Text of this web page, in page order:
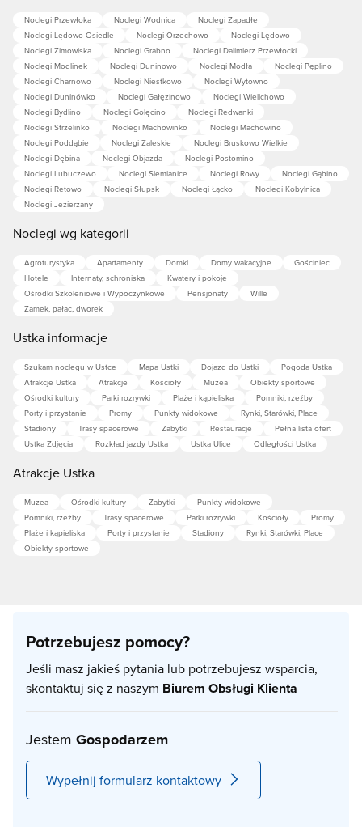
Noclegi Przewłoka Noclegi Wodnica
Noclegi Zapadłe
Noclegi Lędowo-Osiedle
Noclegi Orzechowo
Noclegi Lędowo
Noclegi Zimowiska
Noclegi Grabno
Noclegi Dalimierz Przewłocki
Noclegi Modlinek
Noclegi Duninowo Noclegi Modła
Noclegi Pęplino
Noclegi Charnowo
Noclegi Niestkowo
Noclegi Wytowno
Noclegi Duninówko
Noclegi Gałęzinowo
Noclegi Wielichowo
Noclegi Bydlino
Noclegi Golęcino
Noclegi Redwanki
Noclegi Strzelinko
Noclegi Machowinko
Noclegi Machowino
Noclegi Poddąbie
Noclegi Zaleskie
Noclegi Bruskowo Wielkie
Noclegi Dębina
Noclegi Objazda
Noclegi Postomino
Noclegi Lubuczewo
Noclegi Siemianice Noclegi Rowy
Noclegi Gąbino
Noclegi Retowo
Noclegi Słupsk Noclegi Łącko
Noclegi Kobylnica
Noclegi Jezierzany
Noclegi wg kategorii
Agroturystyka Apartamenty Domki Domy wakacyjne
Gościniec
Hotele
Internaty, schroniska
Kwatery i pokoje
Ośrodki Szkoleniowe i Wypoczynkowe
Pensjonaty
Wille
Zamek, pałac, dworek
Ustka informacje
Szukam noclegu w Ustce Mapa Ustki Dojazd do Ustki
Pogoda Ustka
Atrakcje Ustka
Atrakcje Kościoły Muzea
Obiekty sportowe
Ośrodki kultury
Parki rozrywki Plaże i kąpieliska
Pomniki, rzeźby
Porty i przystanie
Promy Punkty widokowe
Rynki, Starówki, Place
Stadiony
Trasy spacerowe Zabytki Restauracje
Pełna lista ofert
Ustka Zdjęcia
Rozkład jazdy Ustka Ustka Ulice Odległości Ustka
Atrakcje Ustka
Muzea Ośrodki kultury Zabytki
Punkty widokowe
Pomniki, rzeźby
Trasy spacerowe Parki rozrywki Kościoły
Promy
Plaże i kąpieliska
Porty i przystanie Stadiony
Rynki, Starówki, Place
Obiekty sportowe
Potrzebujesz pomocy?
Jeśli masz jakieś pytania lub potrzebujesz wsparcia,
skontaktuj się z naszym Biurem Obsługi Klienta
Jestem Gospodarzem
Wypełnij formularz kontaktowy